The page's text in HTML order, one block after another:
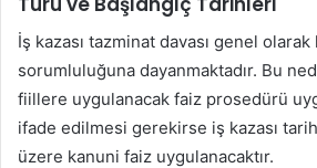
İş kazası tazminat davası genel olarak
sorumluluğuna dayanmaktadır. Bu
fiillere uygulanacak faiz prosedürü
ifade edilmesi gerekirse iş kazası
üzere kanuni faiz uygulanacaktır.